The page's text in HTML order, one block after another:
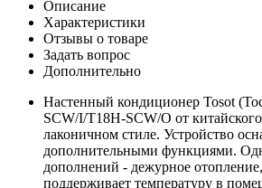
Описание
Характеристики
Отзывы о товаре
Задать вопрос
Дополнительно
Настенный кондиционер Tosot
SCW/I/T18H-SCW/O от
лаконичном стиле. Устройство
дополнительными функциями.
дополнений - дежурное
поддерживает температуру в